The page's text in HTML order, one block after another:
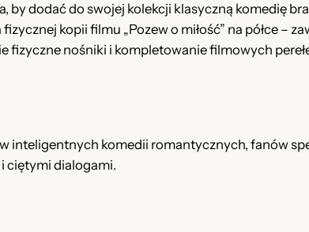
D
V
k
t
by dodać do swojej kolekcji klasyczną komedię
kopii filmu „Pozew o miłość” na półce –
fizyczne nośniki i kompletowanie filmowych
inteligentnych komedii romantycznych, fanów
ciętymi dialogami.